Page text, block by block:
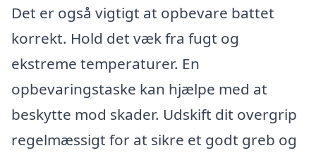
Det er også vigtigt at opbevare battet
korrekt. Hold det væk fra fugt og
ekstreme temperaturer. En
opbevaringstaske kan hjælpe med at
beskytte mod skader. Udskift dit overgrip
regelmæssigt for at sikre et godt greb og